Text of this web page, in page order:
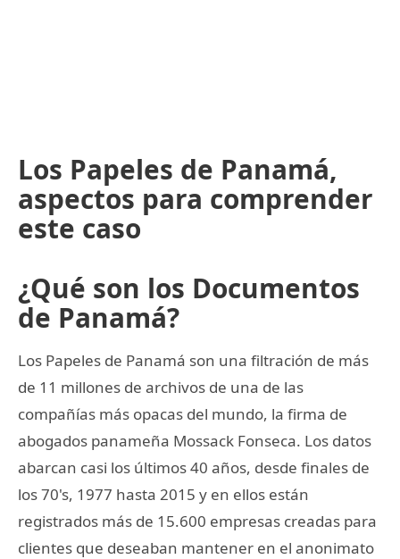
Los Papeles de Panamá,
aspectos para comprender
este caso
¿Qué son los Documentos
de Panamá?
Los Papeles de Panamá son una filtración de más
de 11 millones de archivos de una de las
compañías más opacas del mundo, la firma de
abogados panameña Mossack Fonseca. Los datos
abarcan casi los últimos 40 años, desde finales de
los 70's, 1977 hasta 2015 y en ellos están
registrados más de 15.600 empresas creadas para
clientes que deseaban mantener en el anonimato